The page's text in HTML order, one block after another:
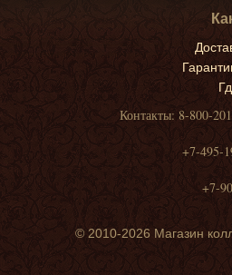
Контакты: 8-800-
+7-495-
+7-
© 2010-2026 Магазин